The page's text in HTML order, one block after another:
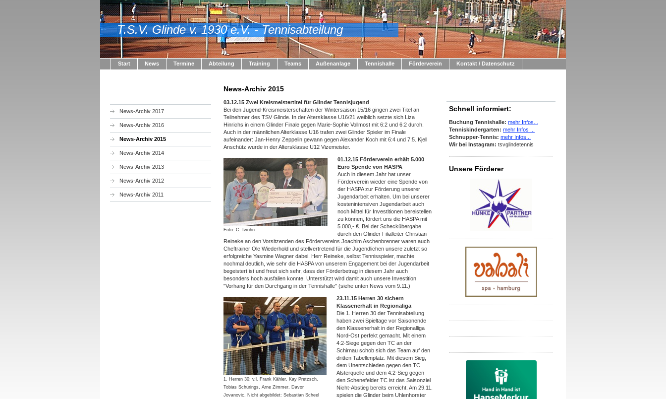
T.S.V. Glinde v. 1930 e.V. - Tennisabteilung
Start News Termine Abteilung Training Teams Außenanlage Tennishalle Förderverein Kontakt / Datenschutz
News-Archiv 2017
News-Archiv 2016
News-Archiv 2015
News-Archiv 2014
News-Archiv 2013
News-Archiv 2012
News-Archiv 2011
News-Archiv 2015
03.12.15 Zwei Kreismeistertitel für Glinder Tennisjugend
Bei den Jugend-Kreismeisterschaften der Wintersaison 15/16 gingen zwei Titel an
Teilnehmer des TSV Glinde. In der Altersklasse U16/21 weiblich setzte sich Liza
Hinrichs in einem Glinder Finale gegen Marie-Sophie Vollmost mit 6:2 und 6:2 durch.
Auch in der männlichen Alterklasse U16 trafen zwei Glinder Spieler im Finale
aufeinander: Jan-Henry Zeppelin gewann gegen Alexander Koch mit 6:4 und 7:5. Kjell
Anschütz wurde in der Altersklasse U12 Vizemeister.
Foto: C. Iwohn
01.12.15 Förderverein erhält 5.000
Euro Spende von HASPA
Auch in diesem Jahr hat unser
Förderverein wieder eine Spende von
der HASPA zur Förderung unserer
Jugendarbeit erhalten. Um bei unserer
kostenintensiven Jugendarbeit auch
noch Mittel für Investitionen bereistellen
zu können, fördert uns die HASPA mit
5.000,- €. Bei der Scheckübergabe
durch den Glinder Filialleiter Christian
Reineke an den Vorsitzenden des Fördervereins Joachim Aschenbrenner waren auch
Cheftrainer Ole Wiederhold und stellvertretend für die Jugendlichen unsere zuletzt so
erfolgreiche Yasmine Wagner dabei. Herr Reineke, selbst Tennisspieler, machte
nochmal deutlich, wie sehr die HASPA von unserem Engagement bei der Jugendarbeit
begeistert ist und freut sich sehr, dass der Förderbetrag in diesem Jahr auch
besonders hoch ausfallen konnte. Unterstützt wird damit auch unsere Investition
"Vorhang für den Durchgang in der Tennishalle" (siehe unten News vom 9.11.)
1. Herren 30: v.l. Frank Kähler, Kay Pretzsch,
Tobias Schürings, Arne Zimmer, Davor
Jovanovic. Nicht abgebildet: Sebastian Scheel
23.11.15 Herren 30 sichern
Klassenerhalt in Regionaliga
Die 1. Herren 30 der Tennisabteilung
haben zwei Spieltage vor Saisonende
den Klassenerhalt in der Regionalliga
Nord-Ost perfekt gemacht. Mit einem
4:2-Siege gegen den TC an der
Schirnau schob sich das Team auf den
dritten Tabellenplatz. Mit diesem Sieg,
dem Unentschieden gegen den TC
Alsterquelle und dem 4:2-Sieg gegen
den Schenefelder TC ist das Saisonziel
Nicht-Abstieg bereits erreicht. Am 29.11.
spielen die Glinder beim Uhlenhorster
Schnell informiert:
Buchung Tennishalle: mehr Infos...
Tenniskindergarten: mehr Infos ...
Schnupper-Tennis: mehr Infos...
Wir bei Instagram: tsvglindetennis
Unsere Förderer